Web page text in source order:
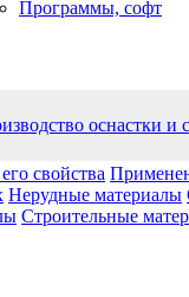
Программы, софт
оснастки и
свойства
Нерудные материалы
Строительные